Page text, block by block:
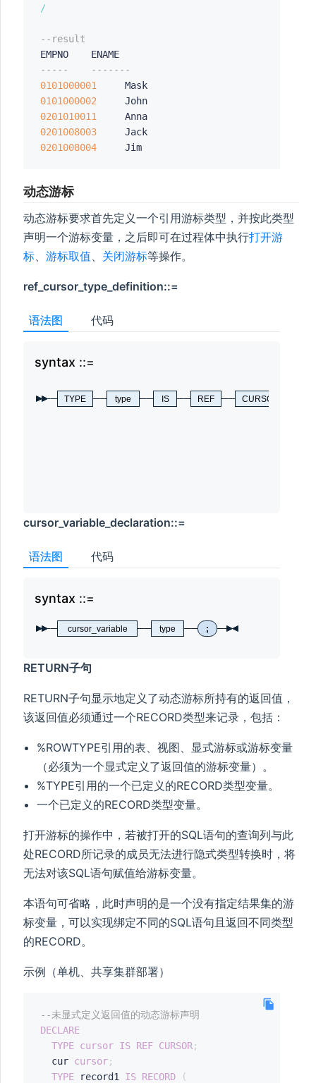
/
--result
-----    -------
0101000001
0101000002
0201010011
0201008003
0201008004
动态游标
动态游标要求首先定义一个引用游标类型，并按此类型
声明一个游标变量，之后即可在过程体中执行打开游
标、 游标取值、 关闭游标等操作。
ref_cursor_type_definition::=
语法图 代码
syntax
TYPE type IS REF CURSOR
cursor_variable_declaration::=
语法图 代码
syntax
cursor_variable type ;
RETURN子句
RETURN子句显示地定义了动态游标所持有的返回值，
该返回值必须通过一个RECORD类型来记录，包括：
%ROWTYPE引用的表、视图、显式游标或游标变量
（必须为一个显式定义了返回值的游标变量）。
%TYPE引用的一个已定义的RECORD类型变量。
一个已定义的RECORD类型变量。
打开游标的操作中，若被打开的SQL语句的查询列与此
处RECORD所记录的成员无法进行隐式类型转换时，将
无法对该SQL语句赋值给游标变量。
本语句可省略，此时声明的是一个没有指定结果集的游
标变量，可以实现绑定不同的SQL语句且返回不同类型
的RECORD。
示例（单机、共享集群部署）
--未显式定义返回值的动态游标声明
DECLARE
TYPE cursor IS REF CURSOR;
  cur
cursor;
TYPE record1 IS RECORD
(